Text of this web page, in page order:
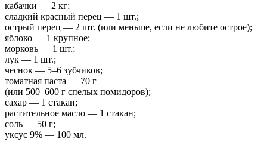
кабачки — 2 кг;
сладкий красный перец — 1 шт.;
острый перец — 2 шт. (или меньше, если не любите острое);
яблоко — 1 крупное;
морковь — 1 шт.;
лук — 1 шт.;
чеснок — 5–6 зубчиков;
томатная паста — 70 г
(или 500–600 г спелых помидоров);
сахар — 1 стакан;
растительное масло — 1 стакан;
соль — 50 г;
уксус 9% — 100 мл.